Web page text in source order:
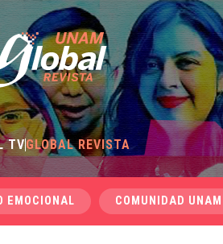
TVGLOBAL REVISTA
EMOCIONAL COMUNIDAD UNAM